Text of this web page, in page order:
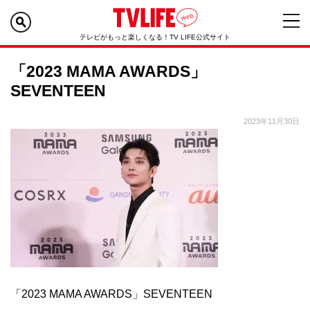
テレビがもっと楽しくなる！TV LIFE公式サイト
「2023 MAMA AWARDS」
SEVENTEEN
2023年11月30日
「2023 MAMA AWARDS」SEVENTEEN